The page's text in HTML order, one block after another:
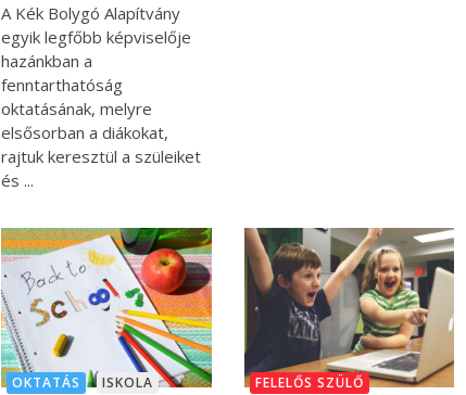
A Kék Bolygó Alapítvány
egyik legfőbb képviselője
hazánkban a
fenntarthatóság
oktatásának, melyre
elsősorban a diákokat,
rajtuk keresztül a szüleiket
és
OKTATÁS ISKOLA
FELELŐS SZÜLŐ